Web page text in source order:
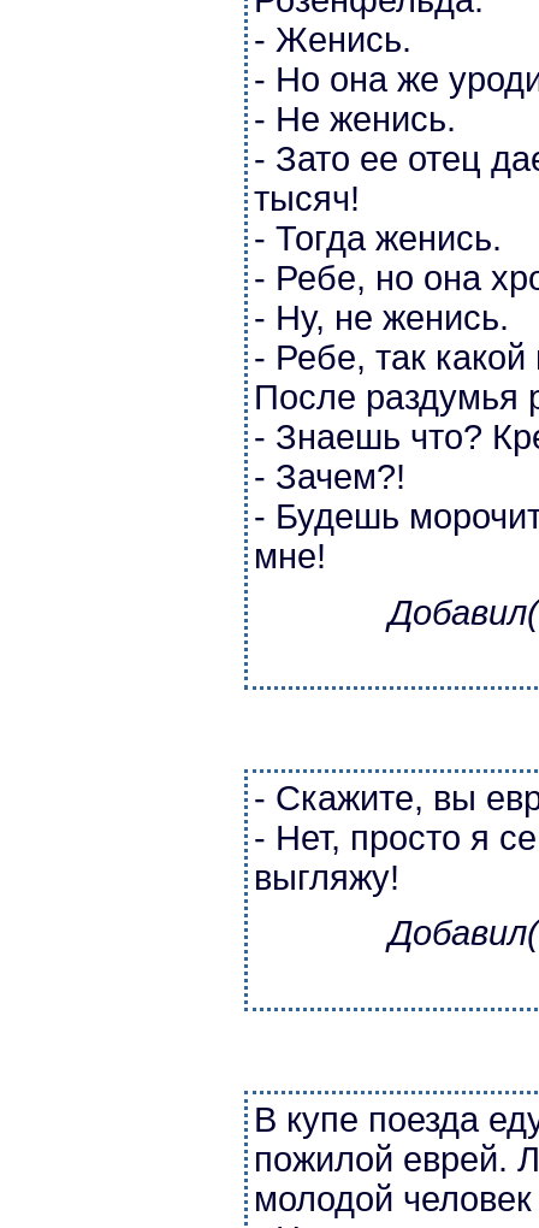
- Женись.
- Но она же
- Не женись.
- Зато ее отец
тысяч!
- Тогда женись.
- Ребе, но она
- Ну, не женись.
- Ребе, так
После раздумья
- Знаешь что?
- Зачем?!
- Будешь
мне!
- Скажите, вы
- Нет, просто я
выгляжу!
В купе поезда
пожилой еврей.
молодой